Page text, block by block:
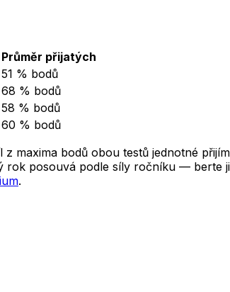
Průměr přijatých
51 % bodů
68 % bodů
58 % bodů
60 % bodů
maxima bodů obou testů jednotné
rok posouvá podle síly ročníku — berte
.